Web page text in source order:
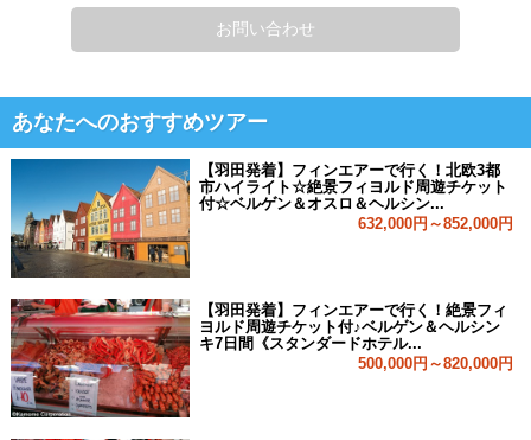
お問い合わせ
あなたへのおすすめツアー
【羽田発着】フィンエアーで行く！北欧3都
市ハイライト☆絶景フィヨルド周遊チケット
付☆ベルゲン＆オスロ＆ヘルシン...
632,000円～852,000円
【羽田発着】フィンエアーで行く！絶景フィ
ヨルド周遊チケット付♪ベルゲン＆ヘルシン
キ7日間《スタンダードホテル...
500,000円～820,000円